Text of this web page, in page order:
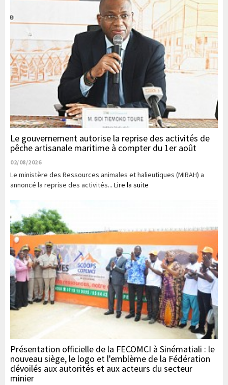
Le gouvernement autorise la reprise des activités de
pêche artisanale maritime à compter du 1er août
02/08/2026
Le ministère des Ressources animales et halieutiques (MIRAH) a
annoncé la reprise des activités... Lire la suite
Présentation officielle de la FECOMCI à Sinématiali : le
nouveau siège, le logo et l'emblème de la Fédération
dévoilés aux autorités et aux acteurs du secteur
minier